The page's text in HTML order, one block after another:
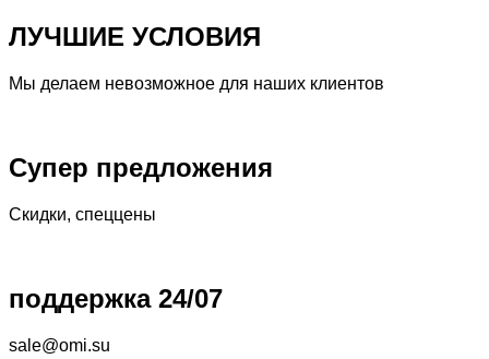
ЛУЧШИЕ УСЛОВИЯ
Мы делаем невозможное для наших клиентов
Супер предложения
Скидки, спеццены
поддержка 24/07
sale@omi.su